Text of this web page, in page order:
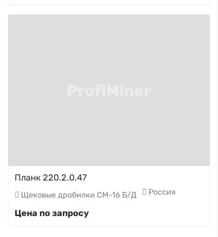
Планк 220.2.0.47
Щековые дробилки СМ-16 Б/Д Россия
Цена по запросу